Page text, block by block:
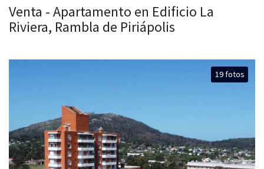
Venta - Apartamento en Edificio La
Riviera, Rambla de Piriápolis
19 fotos